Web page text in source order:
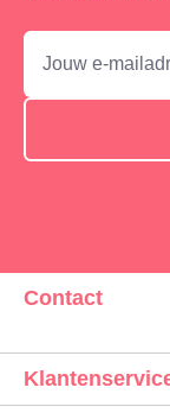
Contact